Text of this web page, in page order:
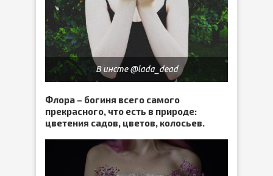
В инсте @lada_dead
Флора – богиня всего самого
прекрасного, что есть в природе:
цветения садов, цветов, колосьев.